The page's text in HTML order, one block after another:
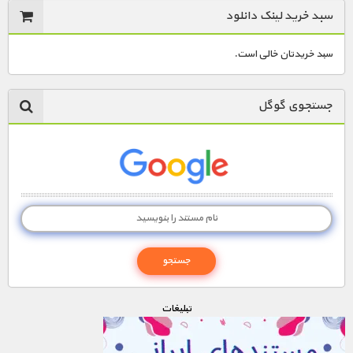
سبد خرید لینک دانلود
سبد خریدتان خالی است.
جستجوی گوگل
تبليغات